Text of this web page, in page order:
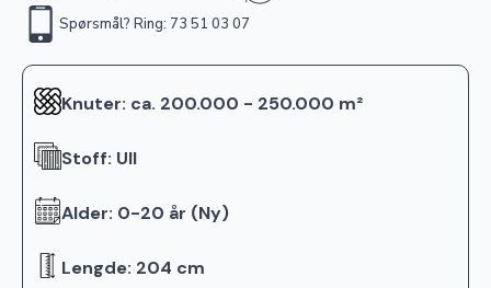
Spørsmål? Ring: 73 51 03 07
Knuter: ca. 200.000 - 250.000 m²
Stoff: Ull
Alder: 0-20 år (Ny)
Lengde: 204 cm